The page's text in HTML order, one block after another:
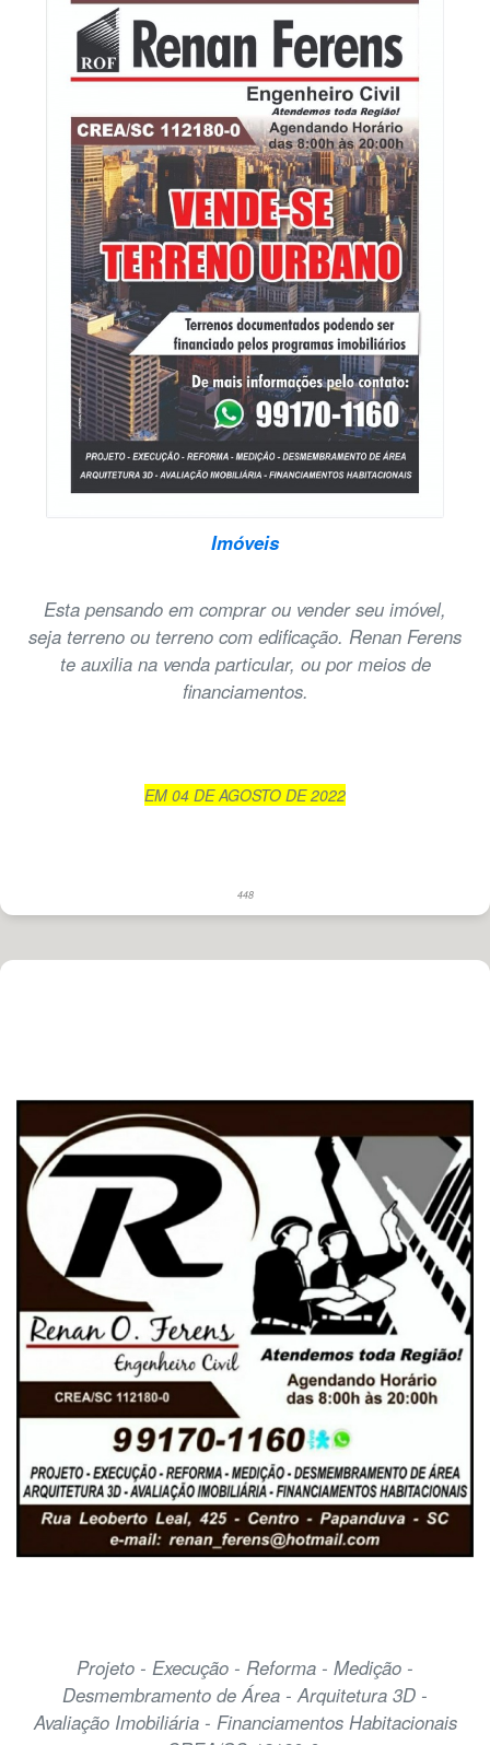
Imóveis
Esta pensando em comprar ou vender seu imóvel,
seja terreno ou terreno com edificação. Renan Ferens
te auxilia na venda particular, ou por meios de
financiamentos.
EM 04 DE AGOSTO DE 2022
448
Projeto - Execução - Reforma - Medição -
Desmembramento de Área - Arquitetura 3D -
Avaliação Imobiliária - Financiamentos Habitacionais